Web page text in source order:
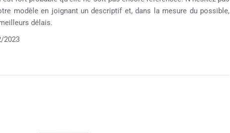
modèle en joignant un descriptif et, dans la mesure du possible,
délais.